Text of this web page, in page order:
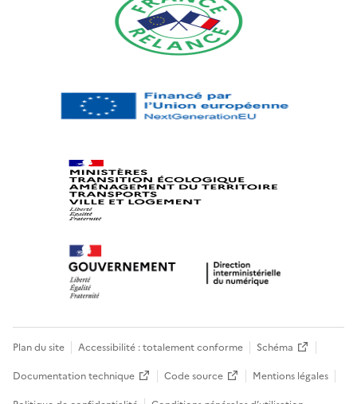
Plan du site Accessibilité : totalement conforme
Schéma
Documentation technique
Code source
Mentions légales